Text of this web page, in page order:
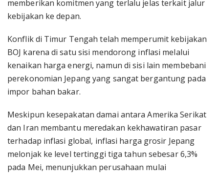
memberikan komitmen yang terlalu jelas terkait jalur
kebijakan ke depan.
Konflik di Timur Tengah telah memperumit kebijakan
BOJ karena di satu sisi mendorong inflasi melalui
kenaikan harga energi, namun di sisi lain membebani
perekonomian Jepang yang sangat bergantung pada
impor bahan bakar.
Meskipun kesepakatan damai antara Amerika Serikat
dan Iran membantu meredakan kekhawatiran pasar
terhadap inflasi global, inflasi harga grosir Jepang
melonjak ke level tertinggi tiga tahun sebesar 6,3%
pada Mei, menunjukkan perusahaan mulai